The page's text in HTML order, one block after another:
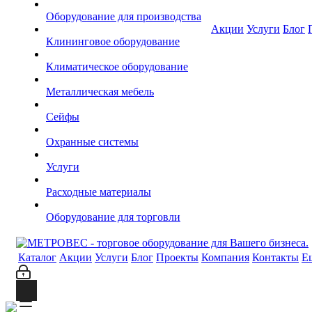
Оборудование для производства
Клининговое оборудование
Климатическое оборудование
Металлическая мебель
Сейфы
Охранные системы
Услуги
Расходные материалы
Оборудование для торговли
Акции Услуги Блог
Каталог Акции Услуги Блог Проекты Компания Контакты